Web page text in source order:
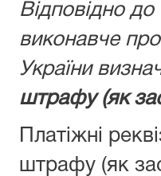
Відповідно
виконавче
України
штрафу (як
Платіжні
штрафу (як